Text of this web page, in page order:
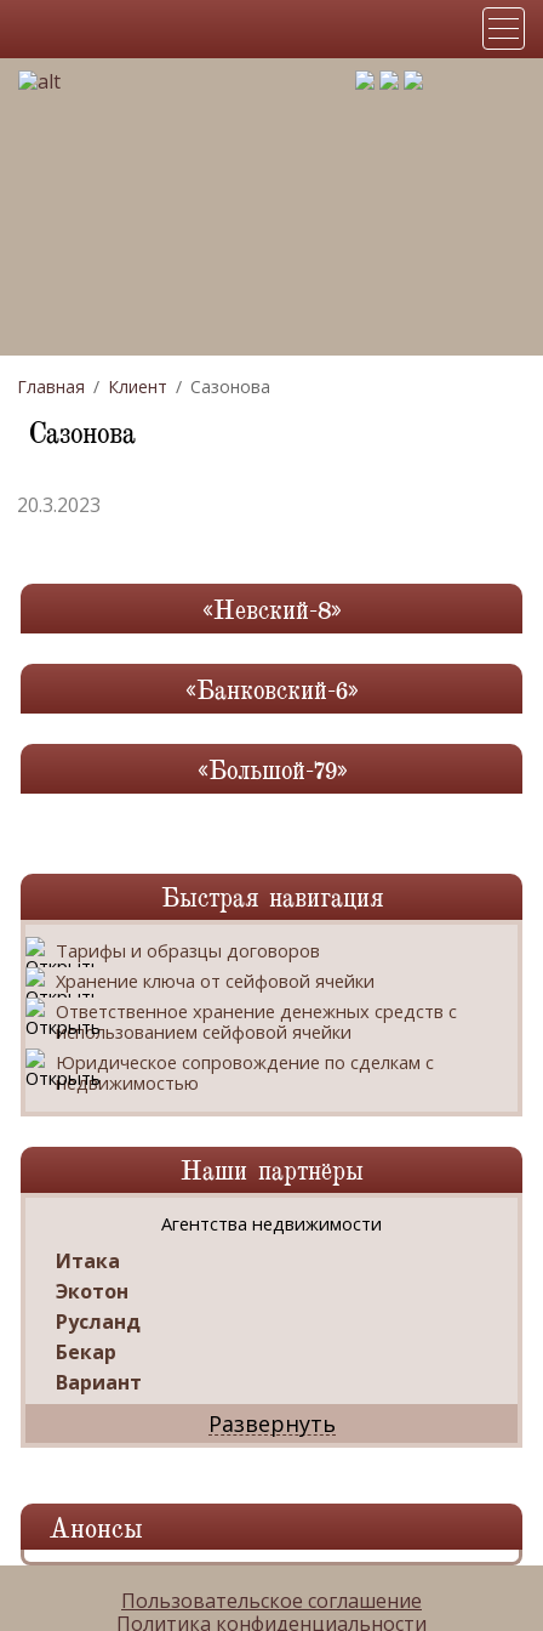
«Невский-8»
«Банковский-6»
«Большой-79»
Главная Клиент Сазонова
Сазонова
20.3.2023
Быстрая навигация
Тарифы и образцы договоров
Хранение ключа от сейфовой ячейки
Ответственное хранение денежных средств с
использованием сейфовой ячейки
Юридическое сопровождение по сделкам с
недвижимостью
Наши партнёры
Агентства недвижимости
Итака
Экотон
Русланд
Бекар
Вариант
Дриада
Реал
Ваш Дом
Александр
Мир квартир
Панорама
Анонсы
Пользовательское соглашение
Политика конфиденциальности